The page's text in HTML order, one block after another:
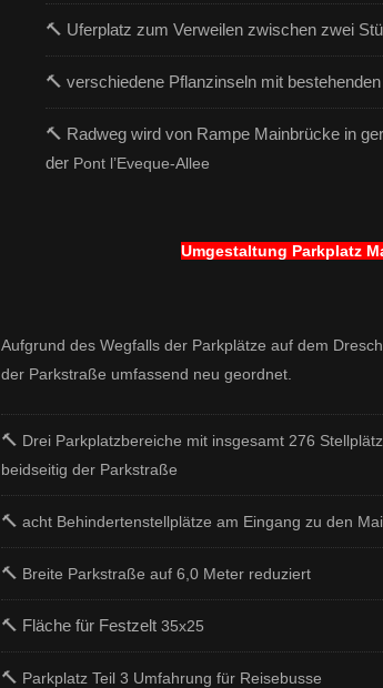
🔨 Uferplatz zum Verweilen zwischen zwei
🔨 verschiedene Pflanzinseln mit
🔨 Radweg wird von Rampe Mainbrücke in
der Pont l’Eveque-Allee
Umgestaltung Parkplatz
Aufgrund des Wegfalls der Parkplätze auf dem
der Parkstraße umfassend neu geordnet.
🔨 Drei Parkplatzbereiche mit insgesamt 276
beidseitig der Parkstraße
🔨 acht Behindertenstellplätze am Eingang zu den
🔨 Breite Parkstraße auf 6,0 Meter reduziert
🔨 Fläche für Festzelt 35x25
🔨 Parkplatz Teil 3 Umfahrung für Reisebusse